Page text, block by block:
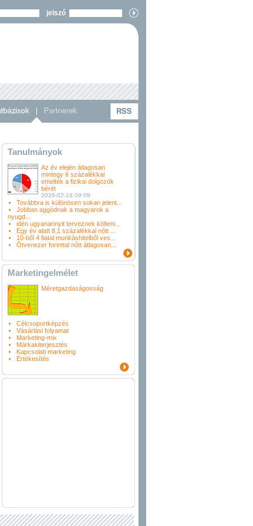
jelszó
Tanulmányok
Az év elején átlagosan
mintegy 6 százalékkal
emelték a fizikai dolgozók
bérét
2026-02-18 09:09
Továbbra is különösen sokan jelent...
Jobban aggódnak a magyarok a
nyugd...
idén ugyanannyit terveznek költeni...
Egy év alatt 8,1 százalékkal nőtt ...
10-ből 4 fiatal munkáshitelből ves...
Ötvenezer forinttal nőtt átlagosan...
Marketingelmélet
Méretgazdaságosság
Célcsoportképzés
Vásárlási folyamat
Marketing-mix
Márkakiterjesztés
Kapcsolati marketing
Értékesítés